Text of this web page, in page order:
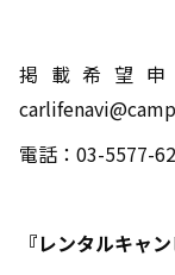
掲載希望
電話：03-5577-
『レンタルキャ